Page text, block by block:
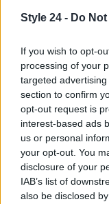
Style 24 - Do
If you wish to opt-
processing of your
targeted
section to confirm
opt-out request is
interest-based ads
us or personal
your opt-out. You
disclosure of your
IAB’s list of
also be disclosed